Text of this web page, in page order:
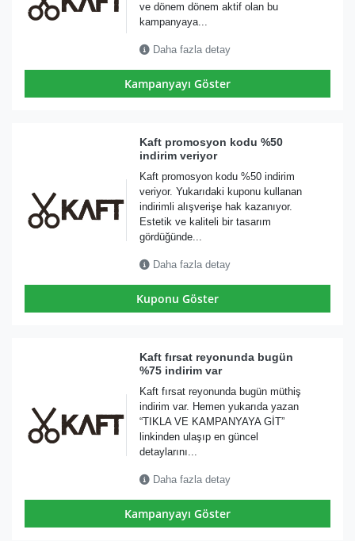
ve dönem dönem aktif olan bu
kampanyaya...
Daha fazla detay
Kampanyayı Göster
Kaft promosyon kodu %50
indirim veriyor
Kaft promosyon kodu %50 indirim
veriyor. Yukarıdaki kuponu kullanan
indirimli alışverişe hak kazanıyor.
Estetik ve kaliteli bir tasarım
gördüğünde...
Daha fazla detay
Kuponu Göster
Kaft fırsat reyonunda bugün
%75 indirim var
Kaft fırsat reyonunda bugün müthiş
indirim var. Hemen yukarıda yazan
“TIKLA VE KAMPANYAYA GİT”
linkinden ulaşıp en güncel
detaylarını...
Daha fazla detay
Kampanyayı Göster